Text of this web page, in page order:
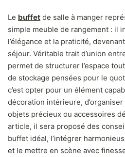
Le buffet de salle à manger
simple meuble de rangement : il
l’élégance et la praticité,
séjour. Véritable trait d’union
permet de structurer l’espace
de stockage pensées pour le
c’est opter pour un élément
décoration intérieure,
objets précieux ou accessoires
article, il sera proposé des
buffet idéal, l’intégrer
et le mettre en scène avec